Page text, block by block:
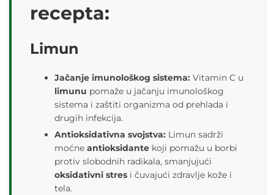
recepta:
Limun
Jačanje imunološkog sistema: Vitamin C u
limunu pomaže u jačanju imunološkog
sistema i zaštiti organizma od prehlada i
drugih infekcija.
Antioksidativna svojstva: Limun sadrži
moćne antioksidante koji pomažu u borbi
protiv slobodnih radikala, smanjujući
oksidativni stres i čuvajući zdravlje kože i
tela.